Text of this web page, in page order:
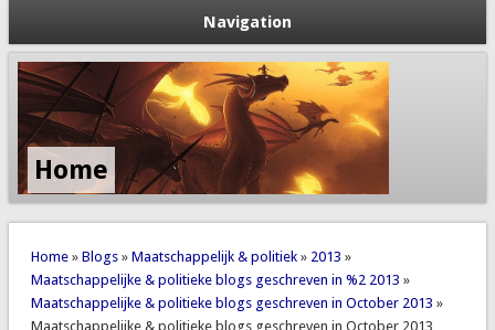
Navigation
Home
You are here
Home» Blogs» Maatschappelijk & politiek» 2013 »
Maatschappelijke & politieke blogs geschreven in %2 2013 »
Maatschappelijke & politieke blogs geschreven in October 2013 »
Maatschappelijke & politieke blogs geschreven in October 2013